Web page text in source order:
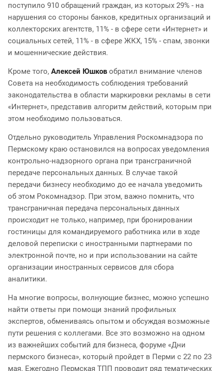
поступило 910 обращений граждан, из которых 29% - на
нарушения со стороны банков, кредитных организаций и
коллекторских агентств, 11% - в сфере сети «Интернет» и
социальных сетей, 11% - в сфере ЖКХ, 15% - спам, звонки
и мошеннические действия.
Кроме того, Алексей Юшков обратил внимание членов
Совета на необходимость соблюдения требований
законодательства в области маркировки рекламы в сети
«Интернет», представив алгоритм действий, которым при
этом необходимо пользоваться.
Отдельно руководитель Управления Роскомнадзора по
Пермскому краю остановился на вопросах уведомления
контрольно-надзорного органа при трансграничной
передаче персональных данных. В случае такой
передачи бизнесу необходимо до ее начала уведомить
об этом Рокомнадзор. При этом, важно помнить, что
трансграничная передача персональных данных
происходит не только, например, при бронировании
гостиницы для командируемого работника или в ходе
деловой переписки с иностранными партнерами по
электронной почте, но и при использовании на сайте
организации иностранных сервисов для сбора
аналитики.
На многие вопросы, волнующие бизнес, можно успешно
найти ответы при помощи знаний профильных
экспертов, обмениваясь опытом и обсуждая возможные
пути решения с коллегами. Все это возможно на одном
из важнейших событий для бизнеса, форуме «Дни
пермского бизнеса», который пройдет в Перми с 22 по 23
мая. Ежегодно Пермская ТПП проводит ряд тематических